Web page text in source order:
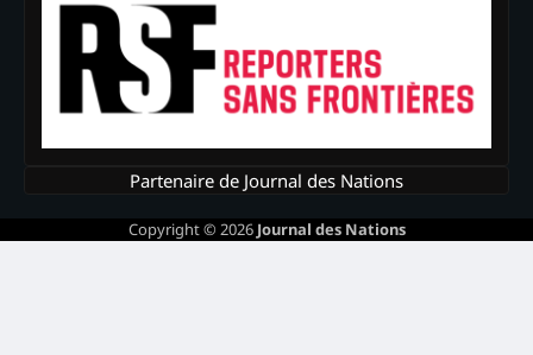
Partenaire de Journal des Nations
Copyright © 2026 Journal des Nations